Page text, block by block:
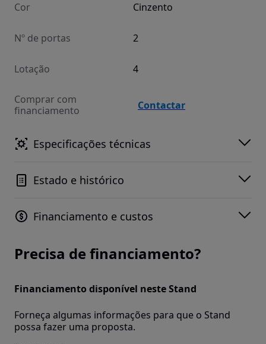
Cor Cinzento
Nº de portas 2
Lotação 4
Comprar com
financiamento
Contactar
Especificações técnicas
Estado e histórico
Financiamento e custos
Precisa de financiamento?
Financiamento disponível neste Stand
Forneça algumas informações para que o Stand
possa fazer uma proposta.